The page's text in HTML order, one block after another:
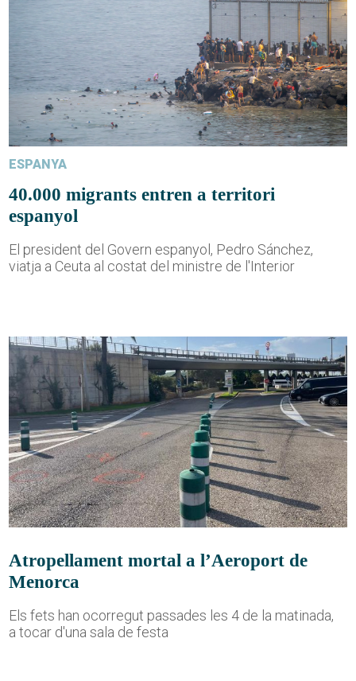
ESPANYA
40.000 migrants entren a territori
espanyol
El president del Govern espanyol, Pedro Sánchez,
viatja a Ceuta al costat del ministre de l'Interior
Atropellament mortal a l’Aeroport de
Menorca
Els fets han ocorregut passades les 4 de la matinada,
a tocar d'una sala de festa